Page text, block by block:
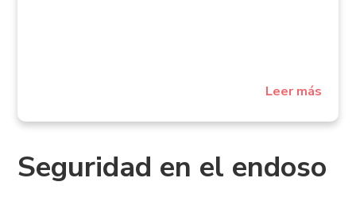
Leer más
Seguridad en el endoso